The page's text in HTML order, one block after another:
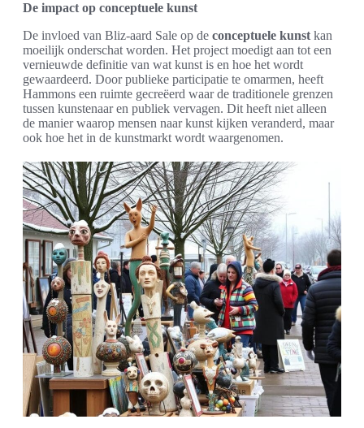
De impact op conceptuele kunst
De invloed van Bliz-aard Sale op de conceptuele kunst kan
moeilijk onderschat worden. Het project moedigt aan tot een
vernieuwde definitie van wat kunst is en hoe het wordt
gewaardeerd. Door publieke participatie te omarmen, heeft
Hammons een ruimte gecreëerd waar de traditionele grenzen
tussen kunstenaar en publiek vervagen. Dit heeft niet alleen
de manier waarop mensen naar kunst kijken veranderd, maar
ook hoe het in de kunstmarkt wordt waargenomen.